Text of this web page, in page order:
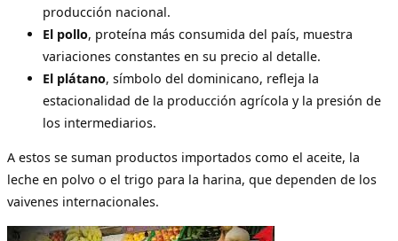
producción nacional.
El pollo, proteína más consumida del país, muestra
variaciones constantes en su precio al detalle.
El plátano, símbolo del dominicano, refleja la
estacionalidad de la producción agrícola y la presión de
los intermediarios.
A estos se suman productos importados como el aceite, la
leche en polvo o el trigo para la harina, que dependen de los
vaivenes internacionales.